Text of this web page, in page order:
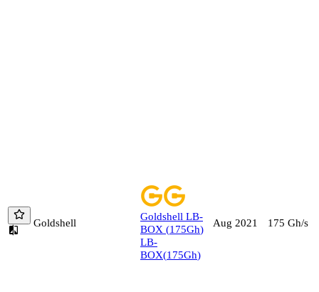
Goldshell
Goldshell LB-
BOX (175Gh)
LB-
BOX(175Gh)
Aug 2021 175 Gh/s